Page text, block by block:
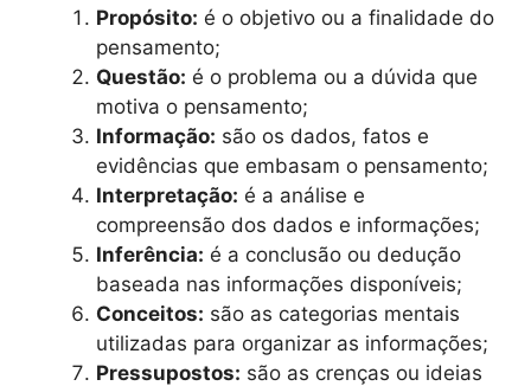
Propósito: é o objetivo ou a finalidade do
pensamento;
Questão: é o problema ou a dúvida que
motiva o pensamento;
Informação: são os dados, fatos e
evidências que embasam o pensamento;
Interpretação: é a análise e
compreensão dos dados e informações;
Inferência: é a conclusão ou dedução
baseada nas informações disponíveis;
Conceitos: são as categorias mentais
utilizadas para organizar as informações;
Pressupostos: são as crenças ou ideias